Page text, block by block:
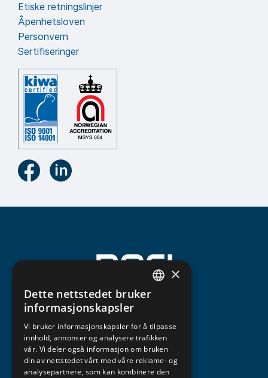
Etiske retningslinjer
Åpenhetsloven
Personvern
Sertifiseringer
NORWEGIAN
ENGLISH
×
Dette nettstedet bruker
informasjonskapsler
Vi bruker informasjonskapsler for å tilpasse
innhold, annonser og analysere trafikken
vår. Vi deler også informasjon om bruken
din av nettstedet vårt med våre reklame- og
analysepartnere, som kan kombinere den